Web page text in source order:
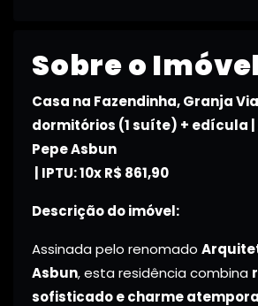
Sobre o
Casa na Fazendinha, Granja
dormitórios (1 suíte) + edícula
Pepe Asbun
| IPTU: 10x R$ 861,90
Descrição do imóvel:
Assinada pelo renomado
Asbun, esta residência combina
sofisticado e charme